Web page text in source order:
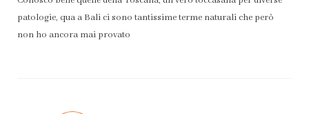
patologie, qua a Bali ci sono tantissime terme naturali che però
non ho ancora mai provato